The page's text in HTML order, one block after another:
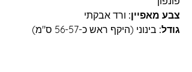
צבע מאפיין: ורד אבקתי
גודל: בינוני (היקף ראש כ-56-57 ס"מ)